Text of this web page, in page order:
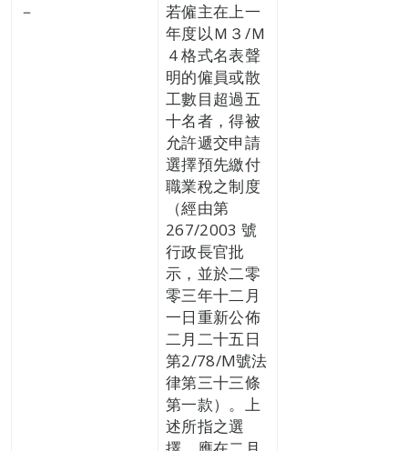
－
若僱主在上一
年度以Ｍ３/Ｍ
４格式名表聲
明的僱員或散
工數目超過五
十名者，得被
允許遞交申請
選擇預先繳付
職業稅之制度
（經由第
267/2003 號
行政長官批
示，並於二零
零三年十二月
一日重新公佈
二月二十五日
第2/78/M號法
律第三十三條
第一款）。上
述所指之選